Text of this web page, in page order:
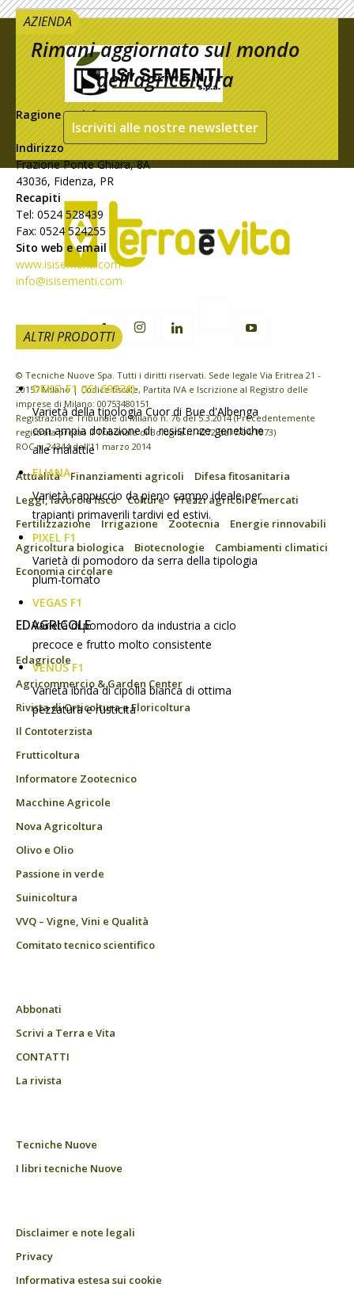
AZIENDA
Ragione sociale
ISI SEMENTIS.p.A.
Indirizzo
Frazione Ponte Ghiara, 8A
43036, Fidenza, PR
Recapiti
Tel: 0524 528439
Fax: 0524 524255
Sito web e email
www.isisementi.com
info@isisementi.com
ALTRI PRODOTTI
DEKO F1 (ISI 69236)
Varietà della tipologia Cuor di Bue d'Albenga
con ampia dotazione di resistenze genetiche
alle malattie
ELIANA
Varietà cappuccio da pieno campo ideale per
trapianti primaverili tardivi ed estivi.
PIXEL F1
Varietà di pomodoro da serra della tipologia
plum-tomato
VEGAS F1
Varietà di pomodoro da industria a ciclo
precoce e frutto molto consistente
VENUS F1
Varietà ibrida di cipolla bianca di ottima
pezzatura e rusticità
Rimani aggiornato sul mondo
dell’agricoltura
Iscriviti alle nostre newsletter
© Tecniche Nuove Spa. Tutti i diritti riservati. Sede legale Via Eritrea 21 -
20157 Milano | Codice fiscale, Partita IVA e Iscrizione al Registro delle
imprese di Milano: 00753480151
Registrazione Tribunale di Milano n. 76 del 5.3.2014 (Precedentemente
registrata presso il Tribunale di Bologna n. 4272 del 7/04/1973)
ROC n. 24344 dell’11 marzo 2014
Attualità Finanziamenti agricoli
Difesa fitosanitaria
Leggi, lavoro e fisco
Colture
Prezzi agricoli e mercati
Fertilizzazione
Irrigazione Zootecnia
Energie rinnovabili
Agricoltura biologica
Biotecnologie
Cambiamenti climatici
Economia circolare
EDAGRICOLE
Edagricole
Agricommercio & Garden Center
Rivista di Orticoltura e Floricoltura
Il Contoterzista
Frutticoltura
Informatore Zootecnico
Macchine Agricole
Nova Agricoltura
Olivo e Olio
Passione in verde
Suinicoltura
VVQ – Vigne, Vini e Qualità
Comitato tecnico scientifico
Abbonati
Scrivi a Terra e Vita
CONTATTI
La rivista
Tecniche Nuove
I libri tecniche Nuove
Disclaimer e note legali
Privacy
Informativa estesa sui cookie